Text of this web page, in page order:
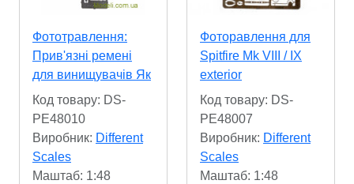
Фототравлення:
Прив'язні ремені
для винищувачів Як
Код товару: DS-
PE48010
Виробник: Different
Scales
Маштаб: 1:48
Фоторавлення для
Spitfire Mk VIII / IX
exterior
Код товару: DS-
PE48007
Виробник: Different
Scales
Маштаб: 1:48